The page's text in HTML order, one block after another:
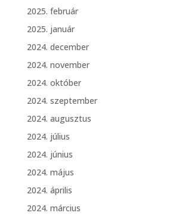
2025. február
2025. január
2024. december
2024. november
2024. október
2024. szeptember
2024. augusztus
2024. július
2024. június
2024. május
2024. április
2024. március